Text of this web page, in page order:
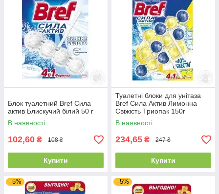
Блок туалетний Bref Сила
актив Блискучий білий 50 г
В наявності
102,60 ₴ 108 ₴
Купити
Туалетні блоки для унітаза
Bref Сила Актив Лимонна
Свіжість Триопак 150г
В наявності
234,65 ₴ 247 ₴
Купити
–5% –5%